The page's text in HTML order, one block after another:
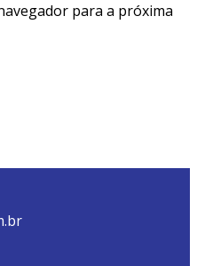
para a próxima